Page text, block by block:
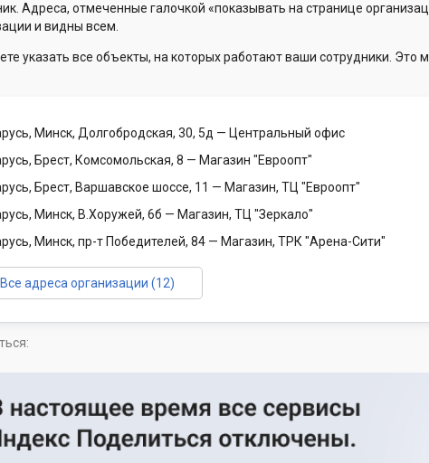
Адреса, отмеченные галочкой «показывать на странице
и видны всем.
указать все объекты, на которых работают ваши сотрудники. Это
Минск, Долгобродская, 30, 5д — Центральный офис
Брест, Комсомольская, 8 — Магазин "Евроопт"
Брест, Варшавское шоссе, 11 — Магазин, ТЦ "Евроопт"
Минск, В.Хоружей, 6б — Магазин, ТЦ "Зеркало"
Минск, пр-т Победителей, 84 — Магазин, ТРК "Арена-Сити"
Все адреса организации (12)